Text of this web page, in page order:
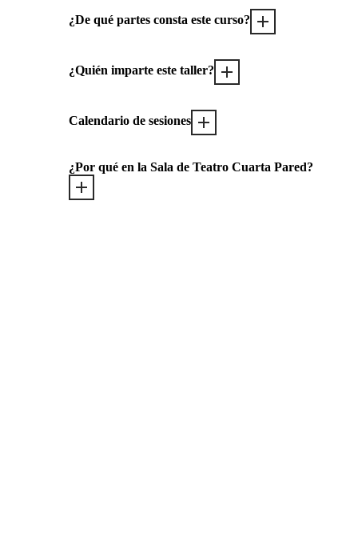
¿De qué partes consta este curso?
¿Quién imparte este taller?
Calendario de sesiones
¿Por qué en la Sala de Teatro Cuarta Pared?